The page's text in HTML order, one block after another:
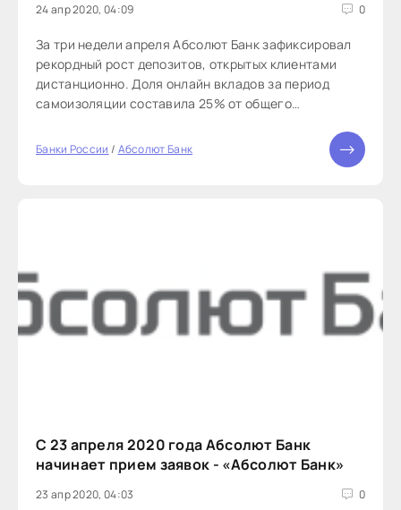
24 апр 2020, 04:09 0
За три недели апреля Абсолют Банк зафиксировал
рекордный рост депозитов, открытых клиентами
дистанционно. Доля онлайн вкладов за период
самоизоляции составила 25% от общего
Банки России / Абсолют Банк
С 23 апреля 2020 года Абсолют Банк
начинает прием заявок - «Абсолют Банк»
23 апр 2020, 04:03 0